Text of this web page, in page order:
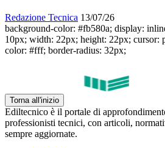
Redazione Tecnica 13/07/26
background-color: #fb580a; display:
10px; width: 22px; height: 22px; cursor:
color: #fff; border-radius: 32px;
Torna all'inizio
Ediltecnico è il portale di
professionisti tecnici, con articoli,
sempre aggiornate.